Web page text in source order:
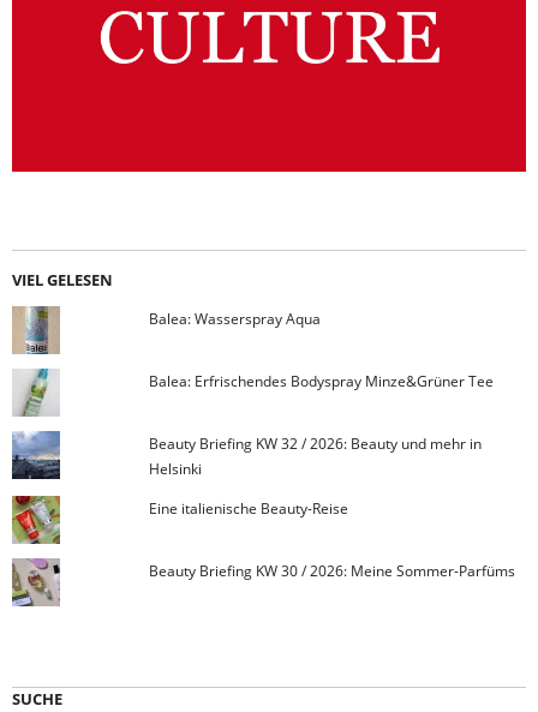
VIEL GELESEN
Balea: Wasserspray Aqua
Balea: Erfrischendes Bodyspray Minze&Grüner Tee
Beauty Briefing KW 32 / 2026: Beauty und mehr in
Helsinki
Eine italienische Beauty-Reise
Beauty Briefing KW 30 / 2026: Meine Sommer-Parfüms
SUCHE